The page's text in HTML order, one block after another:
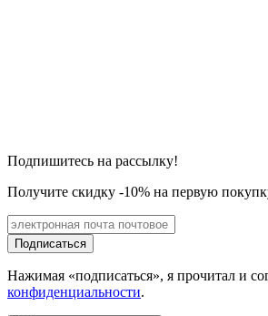
Подпишитесь на рассылку!
Получите скидку -10% на первую
Подписаться
Нажимая «подписаться», я прочитал и
конфиденциальности.